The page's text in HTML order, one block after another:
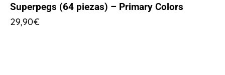
Superpegs (64 piezas) – Primary Colors
29,90€